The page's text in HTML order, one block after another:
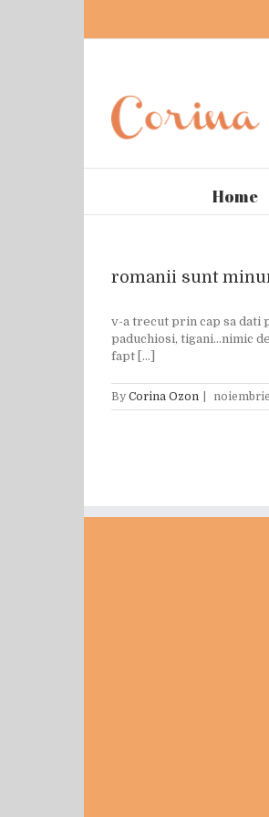
Home
romanii sunt
v-a trecut prin cap sa dati
paduchiosi, tigani...nimic
fapt [...]
By Corina Ozon noiembrie